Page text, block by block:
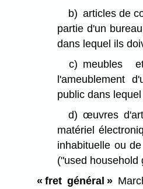
b) articles de
partie d'un
dans lequel ils
c) meubles
l'ameublement
public dans
d) œuvres
matériel
inhabituelle ou
("used household
« fret général »